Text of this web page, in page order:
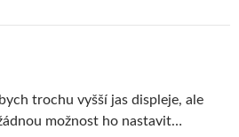
trochu vyšší jas displeje, ale
možnost ho nastavit…